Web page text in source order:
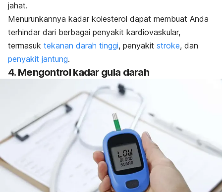
jahat.
Menurunkannya kadar kolesterol dapat membuat Anda
terhindar dari berbagai penyakit kardiovaskular,
termasuk tekanan darah tinggi, penyakit stroke, dan
penyakit jantung.
4. Mengontrol kadar gula darah